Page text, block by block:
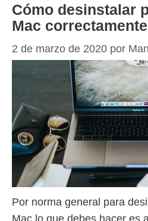
Cómo desinstalar
Mac correctamente
2 de marzo de 2020 por
Por norma general para